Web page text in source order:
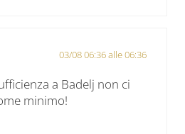
03/08 06:36 alle 06:36
a Badelj non ci
minimo!